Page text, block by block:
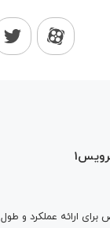
ارائه عملکرد و